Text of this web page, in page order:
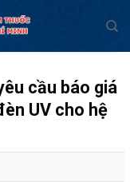
cầu báo giá
UV cho hệ